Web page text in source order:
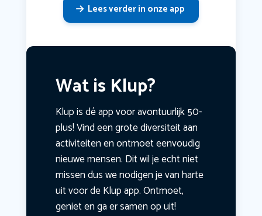
Lees verder in onze app
Wat is Klup?
Klup is dé app voor avontuurlijk 50-
plus! Vind een grote diversiteit aan
activiteiten en ontmoet eenvoudig
nieuwe mensen. Dit wil je echt niet
missen dus we nodigen je van harte
uit voor de Klup app. Ontmoet,
geniet en ga er samen op uit!